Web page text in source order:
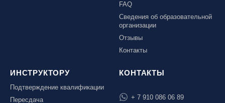
FAQ
Сведения об образовательной
организации
Отзывы
Контакты
ИНСТРУКТОРУ
Подтверждение квалификации
Пересдача
КОНТАКТЫ
+ 7 910 086 06 89